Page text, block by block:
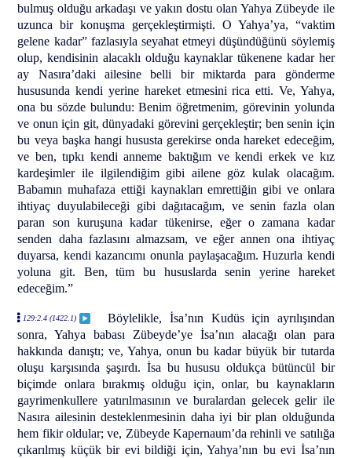
bulmuş olduğu arkadaşı ve yakın dostu olan Yahya Zübeyde ile
uzunca bir konuşma gerçekleştirmişti. O Yahya’ya, “vaktim
gelene kadar” fazlasıyla seyahat etmeyi düşündüğünü söylemiş
olup, kendisinin alacaklı olduğu kaynaklar tükenene kadar her
ay Nasıra’daki ailesine belli bir miktarda para gönderme
hususunda kendi yerine hareket etmesini rica etti. Ve, Yahya,
ona bu sözde bulundu: Benim öğretmenim, görevinin yolunda
ve onun için git, dünyadaki görevini gerçekleştir; ben senin için
bu veya başka hangi hususta gerekirse onda hareket edeceğim,
ve ben, tıpkı kendi anneme baktığım ve kendi erkek ve kız
kardeşimler ile ilgilendiğim gibi ailene göz kulak olacağım.
Babamın muhafaza ettiği kaynakları emrettiğin gibi ve onlara
ihtiyaç duyulabileceği gibi dağıtacağım, ve senin fazla olan
paran son kuruşuna kadar tükenirse, eğer o zamana kadar
senden daha fazlasını almazsam, ve eğer annen ona ihtiyaç
duyarsa, kendi kazancımı onunla paylaşacağım. Huzurla kendi
yoluna git. Ben, tüm bu hususlarda senin yerine hareket
edeceğim.”
129:2.4 (1422.1)
Böylelikle, İsa’nın Kudüs için ayrılışından
sonra, Yahya babası Zübeyde’ye İsa’nın alacağı olan para
hakkında danıştı; ve, Yahya, onun bu kadar büyük bir tutarda
oluşu karşısında şaşırdı. İsa bu hususu oldukça bütüncül bir
biçimde onlara bırakmış olduğu için, onlar, bu kaynakların
gayrimenkullere yatırılmasının ve buralardan gelecek gelir ile
Nasıra ailesinin desteklenmesinin daha iyi bir plan olduğunda
hem fikir oldular; ve, Zübeyde Kapernaum’da rehinli ve satılığa
çıkarılmış küçük bir evi bildiği için, Yahya’nın bu evi İsa’nın